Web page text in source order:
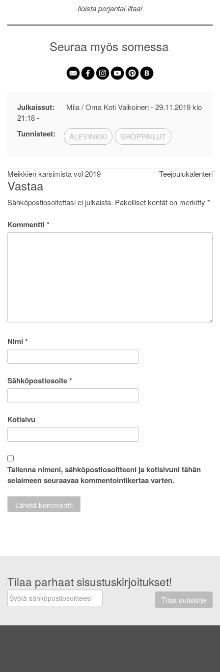
Iloista perjantai-iltaa!
Seuraa myös somessa
Julkaissut: Miia / Oma Koti Valkoinen -29.11.2019 klo
21:18-
Tunnisteet: ALEVINKKI SHOPPAILUT
Artikkelien
selaus
Meikkien karsimista vol 2019 Teejoulukalenteri
Vastaa
Sähköpostiosoitettasi ei julkaista. Pakolliset kentät on merkitty *
Kommentti *
Nimi *
Sähköpostiosoite*
Kotisivu
Tallenna nimeni, sähköpostiosoitteeni ja kotisivuni tähän
selaimeen seuraavaa kommentointikertaa varten.
Tilaa parhaat sisustuskirjoitukset!
Tilaa uutiskirje